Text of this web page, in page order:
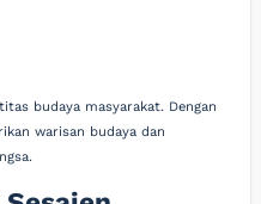
budaya masyarakat. Dengan
warisan budaya dan